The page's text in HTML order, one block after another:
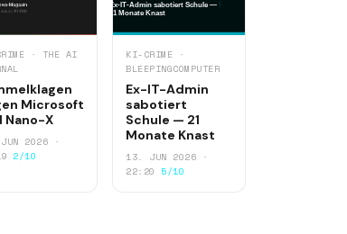
· THE AI
Microsoft
Nano-X
2026 ·
2/10
KI-CRIME ·
BLEEPINGCOMPUTER
Ex-IT-Admin
sabotiert
Schule — 21
Monate Knast
13. JUN 2026 ·
22:20 5/10